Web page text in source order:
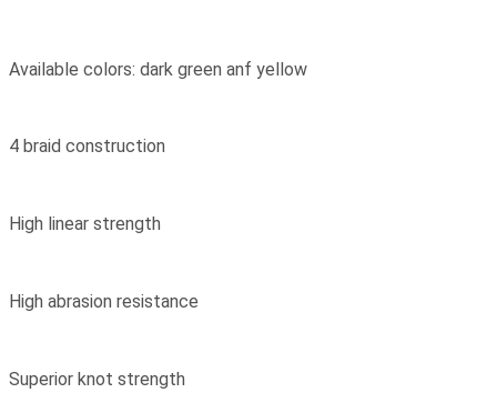
Available colors: dark green anf yellow
4 braid construction
High linear strength
High abrasion resistance
Superior knot strength